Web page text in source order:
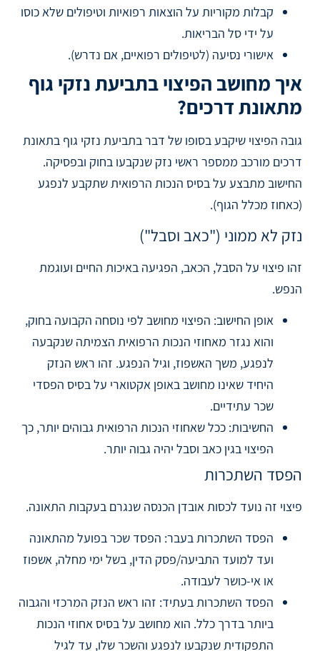
קבלות מקוריות על הוצאות רפואיות וטיפולים שלא כוסו
על ידי סל הבריאות.
אישורי נסיעה (לטיפולים רפואיים, אם נדרש).
איך מחושב הפיצוי בתביעת נזקי גוף
מתאונת דרכים?
גובה הפיצוי שיקבע בסופו של דבר בתביעת נזקי גוף בתאונת
דרכים מורכב ממספר ראשי נזק שנקבעו בחוק ובפסיקה.
החישוב מתבצע על בסיס הנכות הרפואית שתקבע לנפגע
(כאחוז מכלל הגוף).
נזק לא ממוני ("כאב וסבל")
זהו פיצוי על הסבל, הכאב, הפגיעה באיכות החיים ועוגמת
הנפש.
אופן החישוב: הפיצוי מחושב לפי נוסחה הקבועה בחוק,
והוא נגזר מאחוזי הנכות הרפואית הצמיתה שנקבעה
לנפגע, משך האשפוז, וגיל הנפגע. זהו ראש הנזק
היחיד שאינו מחושב באופן אקטוארי על בסיס הפסדי
שכר עתידיים.
החשיבות: ככל שאחוזי הנכות הרפואית גבוהים יותר, כך
הפיצוי בגין כאב וסבל יהיה גבוה יותר.
הפסד השתכרות
פיצוי זה נועד לכסות אובדן הכנסה שנגרם בעקבות התאונה.
הפסד השתכרות בעבר: הפסד שכר בפועל מהתאונה
ועד למועד התביעה/פסק הדין, בשל ימי מחלה, אשפוז
או אי-כושר לעבודה.
הפסד השתכרות בעתיד: זהו ראש הנזק המרכזי והגבוה
ביותר בדרך כלל. הוא מחושב על בסיס אחוזי הנכות
התפקודית שנקבעו לנפגע והשכר שלו, עד לגיל